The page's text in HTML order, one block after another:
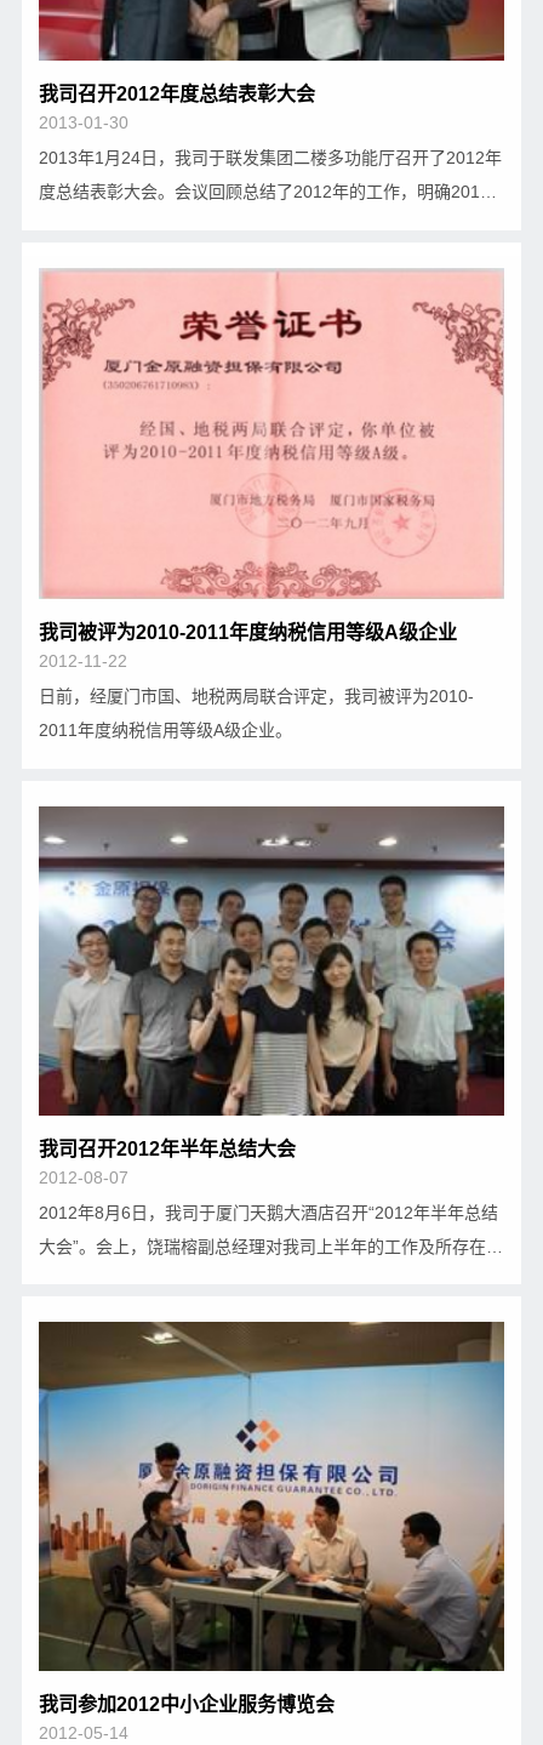
我司召开2012年度总结表彰大会
2013-01-30
2013年1月24日，我司于联发集团二楼多功能厅召开了2012年
度总结表彰大会。会议回顾总结了2012年的工作，明确2013
我司被评为2010-2011年度纳税信用等级A级企业
2012-11-22
日前，经厦门市国、地税两局联合评定，我司被评为2010-
2011年度纳税信用等级A级企业。
我司召开2012年半年总结大会
2012-08-07
2012年8月6日，我司于厦门天鹅大酒店召开“2012年半年总结
大会”。会上，饶瑞榕副总经理对我司上半年的工作及所存在的
对全体员工在上半年所作出的努力…
我司参加2012中小企业服务博览会
2012-05-14